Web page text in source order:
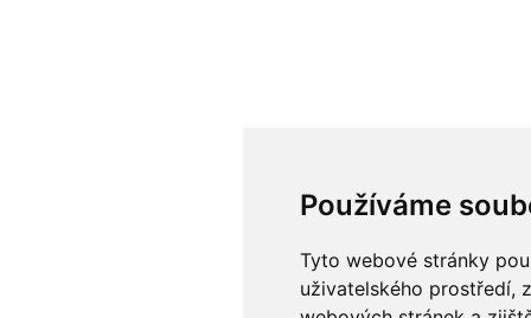
Používáme
Tyto webové stránky
uživatelského prostředí,